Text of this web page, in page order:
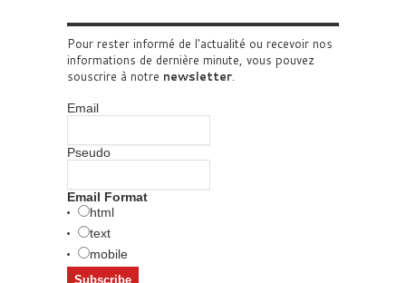
Pour rester informé de l'actualité ou recevoir nos
informations de dernière minute, vous pouvez
souscrire à notre newsletter.
Email
Pseudo
Email Format
html
text
mobile